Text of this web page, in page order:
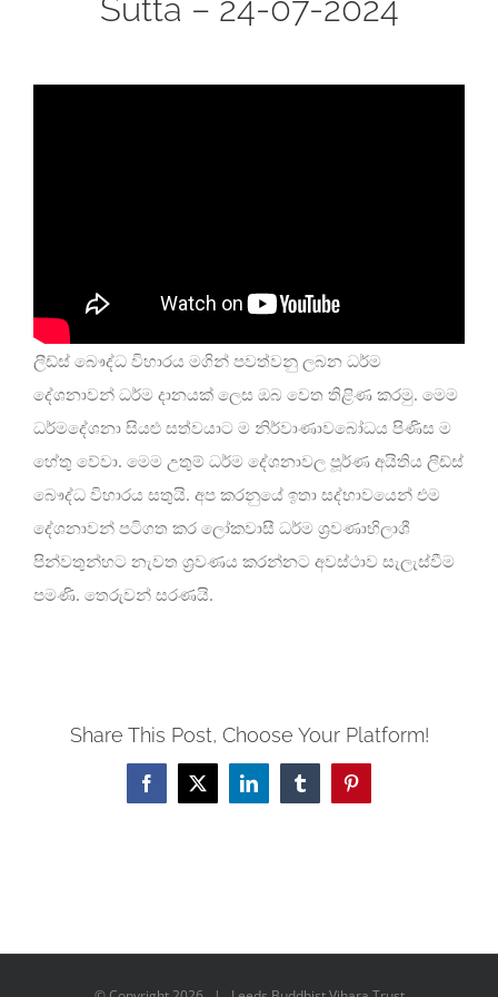
Sutta – 24-07-2024
ලීඩ්ස් බෞද්ධ විහාරය මගින් පවත්වනු ලබන ධර්ම
දේශනාවන් ධර්ම දානයක් ලෙස ඔබ වෙත තිළිණ කරමු. මෙම
ධර්මදේශනා සියළු සත්වයාට ම නිර්වාණාවබෝධය පිණිස ම
හේතු වේවා. මෙම උතුම් ධර්ම දේශනාවල පූර්ණ අයිතිය ලීඩ්ස්
බෞද්ධ විහාරය සතුයි. අප කරනුයේ ඉතා සද්භාවයෙන් එම
දේශනාවන් පටිගත කර ලෝකවාසී ධර්ම ශ්‍රවණාභිලාශී
පින්වතුන්හට නැවත ශ්‍රවණය කරන්නට අවස්ථාව සැලැස්වීම
පමණි. තෙරුවන් සරණයි.
Share This Post, Choose Your Platform!
Facebook
X LinkedInTumblrPinterest